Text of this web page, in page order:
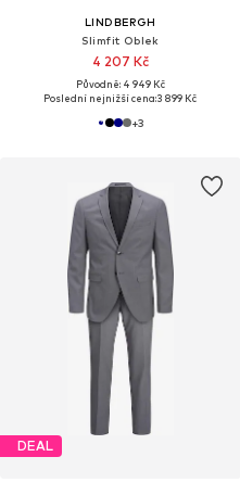
LINDBERGH
Slimfit Oblek
4 207 Kč
Původně: 4 949 Kč
Poslední nejnižší cena:3 899 Kč
+3
DEAL